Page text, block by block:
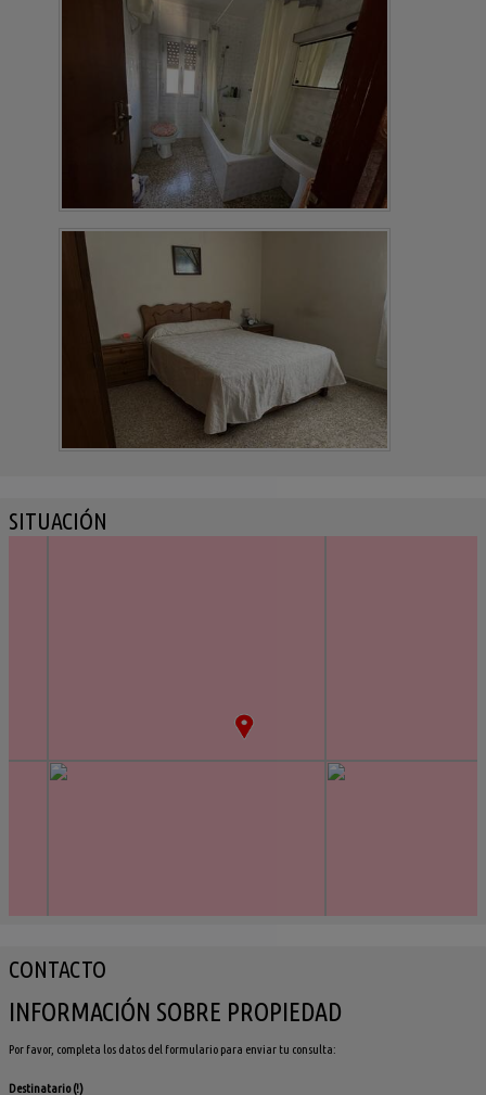
SITUACIÓN
CONTACTO
INFORMACIÓN SOBRE PROPIEDAD
Por favor, completa los datos del formulario para enviar tu consulta:
Destinatario